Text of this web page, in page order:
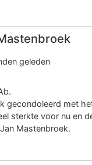
geleden
gecondoleerd met
sterkte voor nu en
Mastenbroek.